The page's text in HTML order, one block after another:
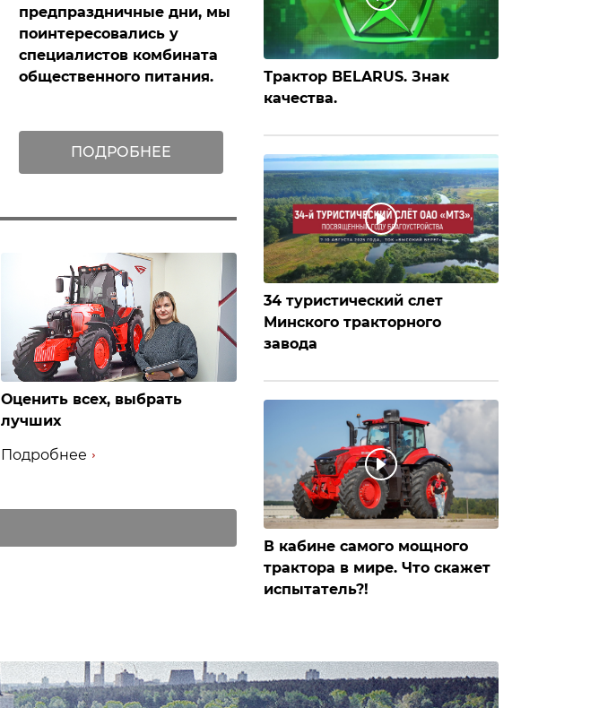
предпраздничные дни, мы
поинтересовались у
специалистов комбината
общественного питания.
ПОДРОБНЕЕ
Оценить всех, выбрать
лучших
Подробнее
Трактор BELARUS. Знак
качества.
34 туристический слет
Минского тракторного
завода
В кабине самого мощного
трактора в мире. Что скажет
испытатель?!